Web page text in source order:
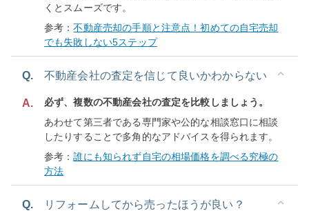
くとスムーズです。
参考：不動産売却の手順と注意点！初めての自宅売却
でも失敗しない5ステップ
Q. 不動産会社の査定を信じて良いかわからない
A.
必ず、複数の不動産会社の査定を比較しましょう。
あわせて第三者である専門家や公的な相談窓口に相談
したりすることで多角的なアドバイスを得られます。
参考：誰にも知られず自宅の相場価格を調べる究極の
方法
Q. リフォームしてから売ったほうが良い？